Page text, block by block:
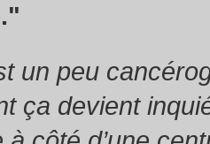
un peu
ça devient